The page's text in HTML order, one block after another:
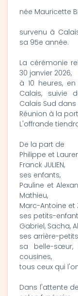
née Mauricette
survenu à
sa 95e année.
La cérémonie
30 janvier 2026,
à 10 heures,
Calais, suivie
Calais Sud
Réunion à la
L'offrande
De la part de
Philippe et
Franck JULIEN,
ses enfants,
Pauline et
Mathieu,
Marc-Antoine et
ses petits-
Gabriel, Sacha,
ses arrière-
sa belle-sœur,
cousines,
tous ceux qui
Dans l'attente